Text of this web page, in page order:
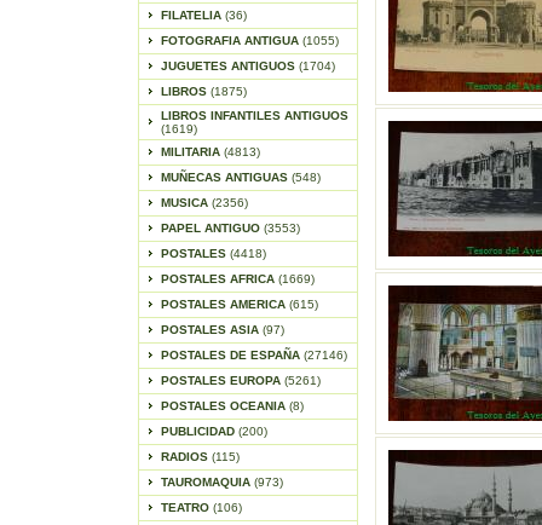
FILATELIA (36)
FOTOGRAFIA ANTIGUA (1055)
JUGUETES ANTIGUOS (1704)
LIBROS (1875)
LIBROS INFANTILES ANTIGUOS
(1619)
MILITARIA (4813)
MUÑECAS ANTIGUAS (548)
MUSICA (2356)
PAPEL ANTIGUO (3553)
POSTALES (4418)
POSTALES AFRICA (1669)
POSTALES AMERICA (615)
POSTALES ASIA (97)
POSTALES DE ESPAÑA (27146)
POSTALES EUROPA (5261)
POSTALES OCEANIA (8)
PUBLICIDAD (200)
RADIOS (115)
TAUROMAQUIA (973)
TEATRO (106)